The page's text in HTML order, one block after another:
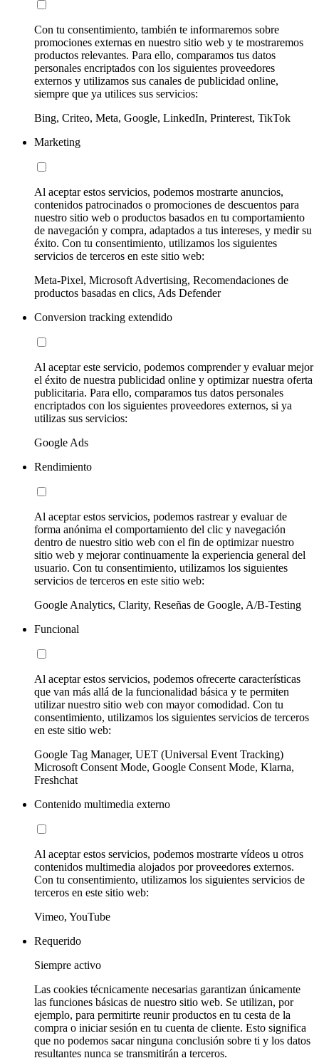
Con tu consentimiento, también te informaremos sobre
promociones externas en nuestro sitio web y te mostraremos
productos relevantes. Para ello, comparamos tus datos
personales encriptados con los siguientes proveedores
externos y utilizamos sus canales de publicidad online,
siempre que ya utilices sus servicios:
Bing, Criteo, Meta, Google, LinkedIn, Printerest, TikTok
Marketing
Al aceptar estos servicios, podemos mostrarte anuncios,
contenidos patrocinados o promociones de descuentos para
nuestro sitio web o productos basados en tu comportamiento
de navegación y compra, adaptados a tus intereses, y medir su
éxito. Con tu consentimiento, utilizamos los siguientes
servicios de terceros en este sitio web:
Meta-Pixel, Microsoft Advertising, Recomendaciones de
productos basadas en clics, Ads Defender
Conversion tracking extendido
Al aceptar este servicio, podemos comprender y evaluar mejor
el éxito de nuestra publicidad online y optimizar nuestra oferta
publicitaria. Para ello, comparamos tus datos personales
encriptados con los siguientes proveedores externos, si ya
utilizas sus servicios:
Google Ads
Rendimiento
Al aceptar estos servicios, podemos rastrear y evaluar de
forma anónima el comportamiento del clic y navegación
dentro de nuestro sitio web con el fin de optimizar nuestro
sitio web y mejorar continuamente la experiencia general del
usuario. Con tu consentimiento, utilizamos los siguientes
servicios de terceros en este sitio web:
Google Analytics, Clarity, Reseñas de Google, A/B-Testing
Funcional
Al aceptar estos servicios, podemos ofrecerte características
que van más allá de la funcionalidad básica y te permiten
utilizar nuestro sitio web con mayor comodidad. Con tu
consentimiento, utilizamos los siguientes servicios de terceros
en este sitio web:
Google Tag Manager, UET (Universal Event Tracking)
Microsoft Consent Mode, Google Consent Mode, Klarna,
Freshchat
Contenido multimedia externo
Al aceptar estos servicios, podemos mostrarte vídeos u otros
contenidos multimedia alojados por proveedores externos.
Con tu consentimiento, utilizamos los siguientes servicios de
terceros en este sitio web:
Vimeo, YouTube
Requerido
Siempre activo
Las cookies técnicamente necesarias garantizan únicamente
las funciones básicas de nuestro sitio web. Se utilizan, por
ejemplo, para permitirte reunir productos en tu cesta de la
compra o iniciar sesión en tu cuenta de cliente. Esto significa
que no podemos sacar ninguna conclusión sobre ti y los datos
resultantes nunca se transmitirán a terceros.